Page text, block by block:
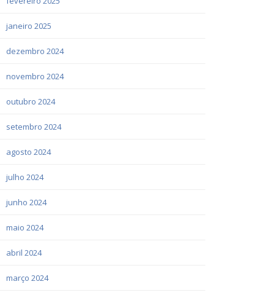
janeiro 2025
dezembro 2024
novembro 2024
outubro 2024
setembro 2024
agosto 2024
julho 2024
junho 2024
maio 2024
abril 2024
março 2024